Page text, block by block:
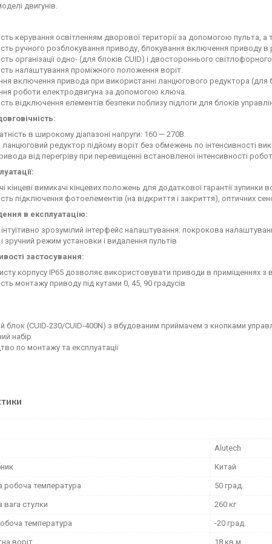
двигунів.
керування освітленням дворової території за допомогою пульта, а
ручного розблокування приводу, блокування включення приводу в
організації одно- (для блоків CUID) і двостороннього
налаштування проміжного положення воріт.
включення привода при використанні ланцюгового редуктора (для
роботи електродвигуна за допомогою ключа.
відключення елементів безпеки поблизу підлоги для блоків
в широкому діапазоні напруги: 160 — 270В.
ланцюговий редуктор підйому воріт без обмежень по інтенсивності
від перегріву при перевищенні встановленої інтенсивності
кінцеві вимикачі кінцевих положень для додаткової гарантії зупинки
підключення фотоелементів (на відкриття і закриття), оптичних
в експлуатацію:
зрозумілий інтерфейс налаштування: покрокова
зручний режим установки і видалення пультів
застосування:
корпусу IP65 дозволяє використовувати приводи в приміщеннях з
монтажу приводу під кутами 0, 45, 90 градусів
блок (CUID-230/CUID-400N) з вбудованим приймачем з кнопками
набір
по монтажу та експлуатації
Alutech
Китай
робоча температура 50 град.
стулки 260 кг
температура -20 град.
воріт 18 кв.м